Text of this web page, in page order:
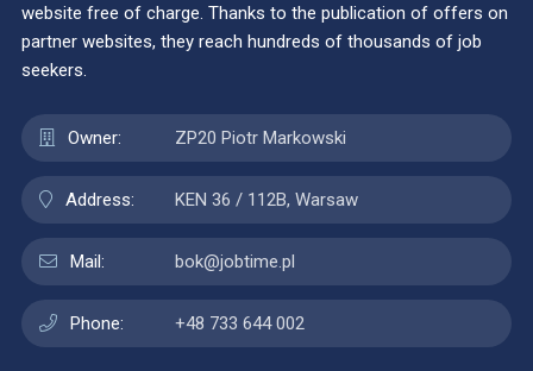
website free of charge. Thanks to the publication of offers on
partner websites, they reach hundreds of thousands of job
seekers.
Owner: ZP20 Piotr Markowski
Address: KEN 36 / 112B, Warsaw
Mail: bok@jobtime.pl
Phone: +48 733 644 002